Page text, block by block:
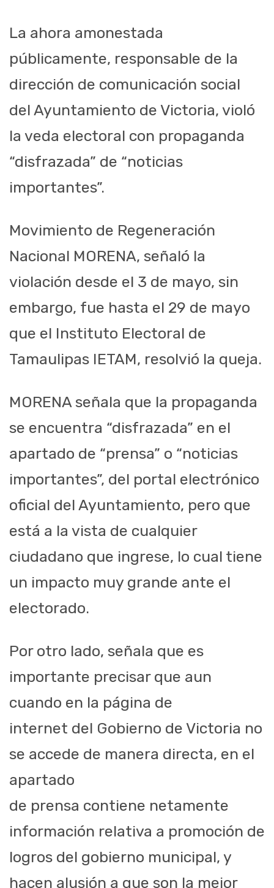
La ahora amonestada
públicamente, responsable de la
dirección de comunicación social
del Ayuntamiento de Victoria, violó
la veda electoral con propaganda
“disfrazada” de “noticias
importantes”.
Movimiento de Regeneración
Nacional MORENA, señaló la
violación desde el 3 de mayo, sin
embargo, fue hasta el 29 de mayo
que el Instituto Electoral de
Tamaulipas IETAM, resolvió la queja.
MORENA señala que la propaganda
se encuentra “disfrazada” en el
apartado de “prensa” o “noticias
importantes”, del portal electrónico
oficial del Ayuntamiento, pero que
está a la vista de cualquier
ciudadano que ingrese, lo cual tiene
un impacto muy grande ante el
electorado.
Por otro lado, señala que es
importante precisar que aun
cuando en la página de
internet del Gobierno de Victoria no
se accede de manera directa, en el
apartado
de prensa contiene netamente
información relativa a promoción de
logros del gobierno municipal, y
hacen alusión a que son la mejor